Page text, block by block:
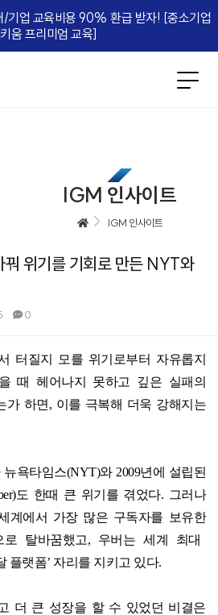
/기업 교육비용 90% 환급 받자! [중소기업
움 프리미엄 교육]​
IGM 인사이트
IGM 인사이트
꿔 위기를 기회로 만든 NYT와
0
터질지 모를 위기로부터 자유롭지
때 헤어나지 못하고 깊은 실패의
가 하면 , 이를 극복해 더욱 강해지는
뉴욕타임스(NYT)와2009년에 설립된
도 한때 큰 위기를 겪었다. 그러나
계에서 가장 많은 구독자를 보유한
로 탈바꿈했고, 우버는 세계 최대
플랫폼’ 자리를 지키고 있다.
더 큰 성장을 할 수 있었던 비결은